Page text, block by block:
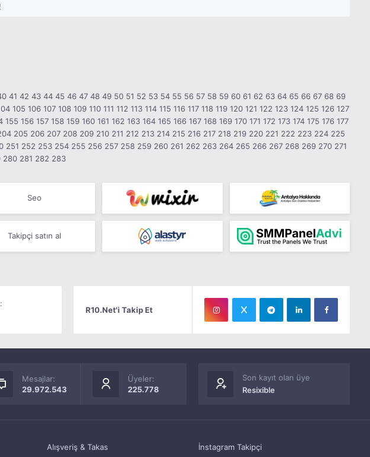
41 42 43 44 45 46 47 48 49 50 51 52 53 54 55 56 57 58 59 60 61 62 63 64 65 66 67 68 69
105 106 107 108 109 110 111 112 113 114 115 116 117 118 119 120 121 122 123 124 125 126 127
155 156 157 158 159 160 161 162 163 164 165 166 167 168 169 170 171 172 173 174 175 176 177
205 206 207 208 209 210 211 212 213 214 215 216 217 218 219 220 221 222 223 224 225
251 252 253 254 255 256 257 258 259 260 261 262 263 264 265 266 267 268 269 270 271
280 281 282 283
Seo
Takipçi satın al
R10.Net'i Takip Et
Mesajlar:
29.972.543
Üyeler:
225.778
Son kayıt olan üye
Resixible
Alışveriş & Takas İnstagram Takipçi